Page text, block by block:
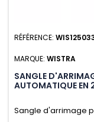
RÉFÉRENCE:
MARQUE: WISTRA
SANGLE
AUTOMATIQUE
Sangle d'arrimage